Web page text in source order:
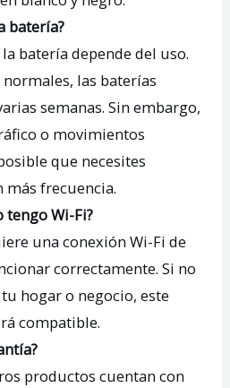
batería?
batería depende del uso.
las baterías
semanas. Sin embargo,
o movimientos
que necesites
más frecuencia.
tengo Wi-Fi?
una conexión Wi-Fi de
correctamente. Si no
hogar o negocio, este
compatible.
productos cuentan con